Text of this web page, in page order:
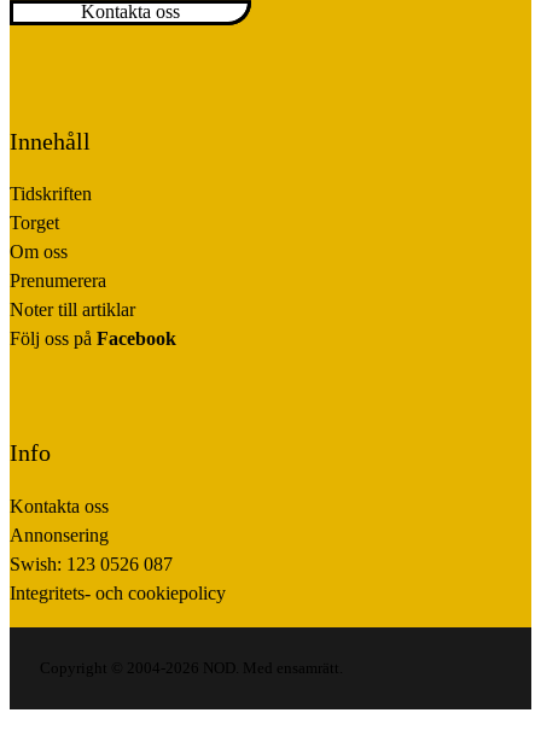
Kontakta oss
Innehåll
Tidskriften
Torget
Om oss
Prenumerera
Noter till artiklar
Följ oss på Facebook
Info
Kontakta oss
Annonsering
Swish: 123 0526 087
Integritets- och cookiepolicy
Copyright © 2004-2026 NOD. Med ensamrätt.